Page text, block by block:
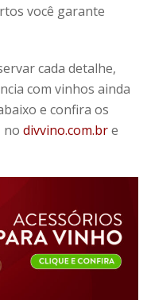
você garante
cada detalhe,
com vinhos ainda
e confira os
nodivvino.com.bre